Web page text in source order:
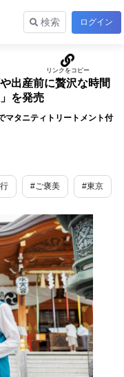
検索 ログイン
出産前に贅沢な時間
を発売
マタニティトリートメント付
#ご褒美 #東京